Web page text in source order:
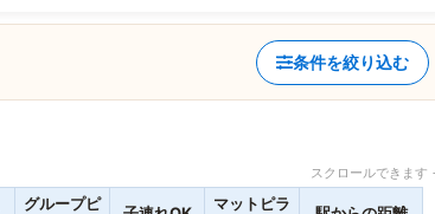
条件を絞り込む
スクロールできま
グループピ
マットピラ